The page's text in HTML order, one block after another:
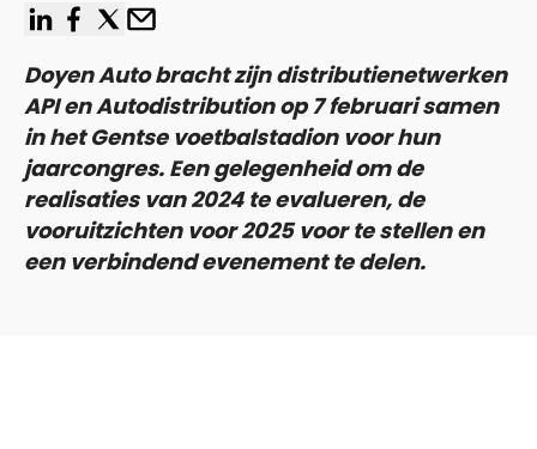
Doyen Auto bracht zijn distributienetwerken
API en Autodistribution op 7 februari samen
in het Gentse voetbalstadion voor hun
jaarcongres. Een gelegenheid om de
realisaties van 2024 te evalueren, de
vooruitzichten voor 2025 voor te stellen en
een verbindend evenement te delen.